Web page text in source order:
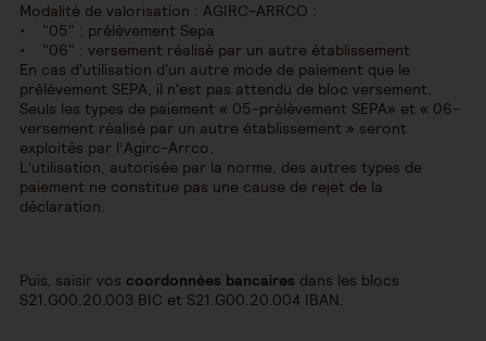
Modalité de valorisation : AGIRC-ARRCO :
• "05" : prélèvement Sepa
• "06" : versement réalisé par un autre établissement
En cas d'utilisation d'un autre mode de paiement que le
prélèvement SEPA, il n'est pas attendu de bloc versement.
Seuls les types de paiement « 05-prélèvement SEPA» et « 06-
versement réalisé par un autre établissement » seront
exploités par l’Agirc-Arrco.
L'utilisation, autorisée par la norme, des autres types de
paiement ne constitue pas une cause de rejet de la
déclaration.
Puis, saisir vos coordonnées bancaires dans les blocs
S21.G00.20.003 BIC et S21.G00.20.004 IBAN.